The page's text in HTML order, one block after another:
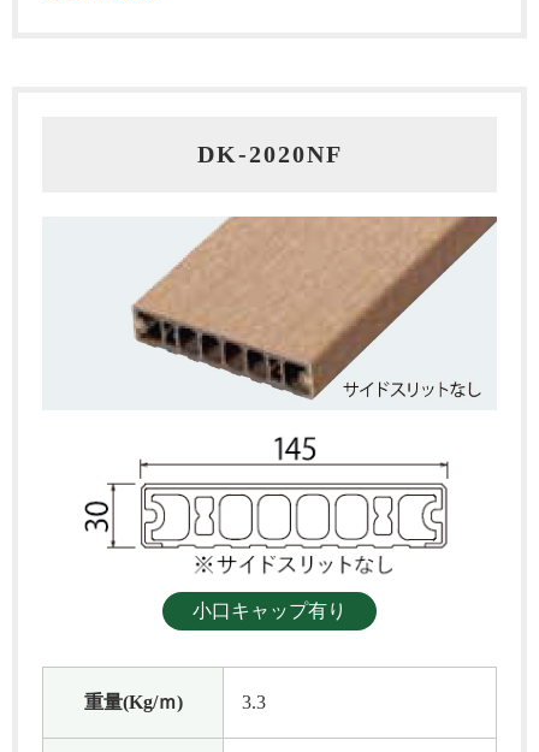
DK-2020NF
小口キャップ有り
重量(Kg/ｍ) 3.3